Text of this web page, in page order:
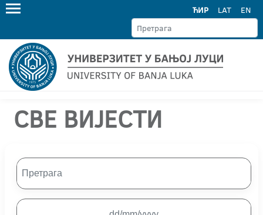
ЋИР LAT EN
СВЕ ВИЈЕСТИ